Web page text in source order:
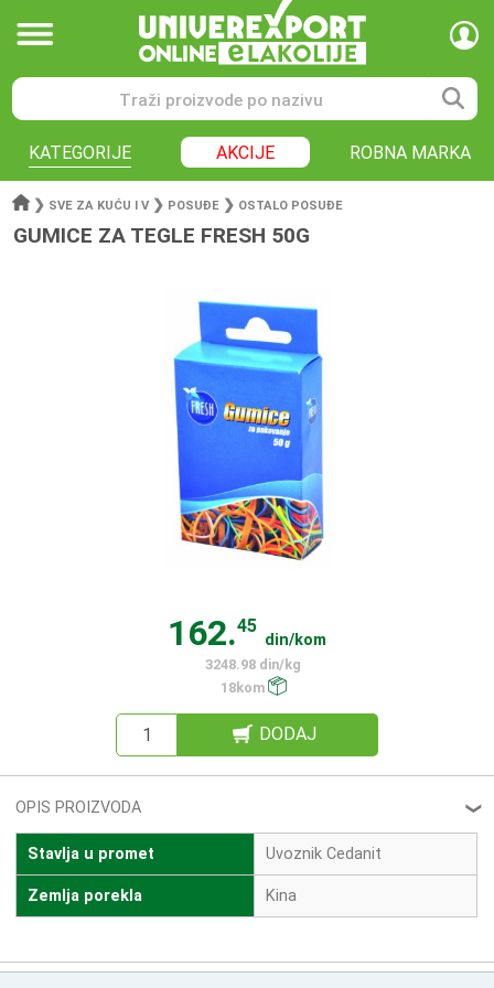
KATEGORIJE AKCIJE ROBNA MARKA
❯ SVE ZA KUĆU I V ❯ POSUĐE ❯ OSTALO POSUĐE
GUMICE ZA TEGLE FRESH 50G
162.45
din/kom
3248.98 din/kg
18kom
DODAJ
OPIS PROIZVODA ❮
Stavlja u promet Uvoznik Cedanit
Zemlja porekla Kina